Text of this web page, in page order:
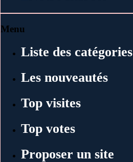
Menu
Liste des catégories
Les nouveautés
Top visites
Top votes
Proposer un site